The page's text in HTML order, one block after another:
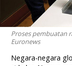
Proses pembuatan
Euronews
Negara-negara